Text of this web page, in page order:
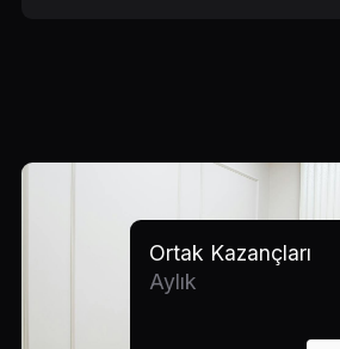
Ortak Kazançları
Aylık